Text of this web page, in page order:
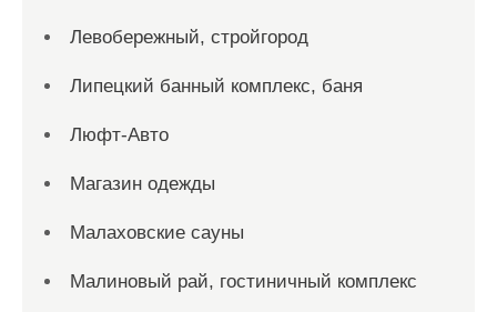
Левобережный, стройгород
Липецкий банный комплекс, баня
Люфт-Авто
Магазин одежды
Малаховские сауны
Малиновый рай, гостиничный комплекс